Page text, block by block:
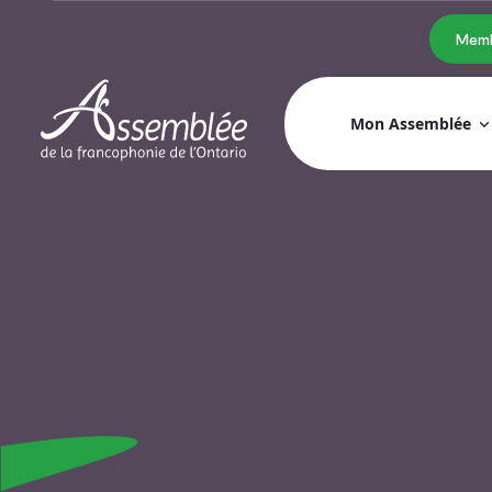
Mon Assemblée